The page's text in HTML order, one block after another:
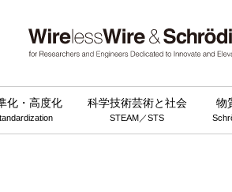
化・高度化 科学技術芸術と社会
STEAM／STS
物
wp-content/themes/